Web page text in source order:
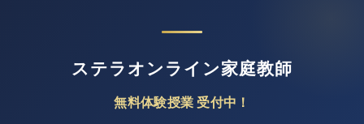
ステラオンライン家庭教師
無料体験授業 受付中！